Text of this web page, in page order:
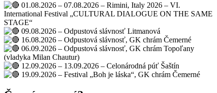
01.08.2026 – 07.08.2026 – Rimini, Italy 2026 – VI.
International Festival „CULTURAL DIALOGUE ON THE SAME
STAGE“
09.08.2026 – Odpustová slávnosť Litmanová
16.08.2026 – Odpustová slávnosť, GK chrám Čemerné
06.09.2026 – Odpustová slávnosť, GK chrám Topoľany
(vladyka Milan Chautur)
12.09.2026 – 13.09.2026 – Celonárodná púť Šaštín
19.09.2026 – Festival „Boh je láska“, GK chrám Čemerné